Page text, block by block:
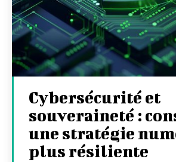
Cybersécurité et
souveraineté :
une stratégie
plus résiliente